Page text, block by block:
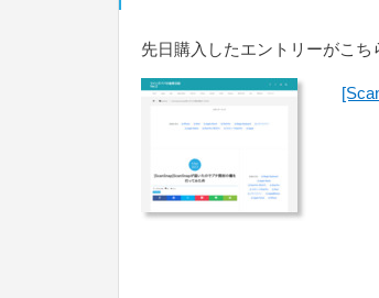
先日購入したエントリーがこち